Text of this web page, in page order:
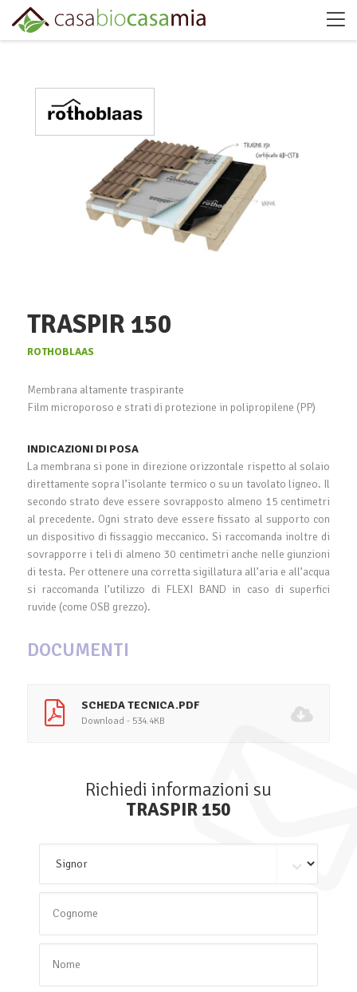
TRASPIR 150
ROTHOBLAAS
Membrana altamente traspirante
Film microporoso e strati di protezione in polipropilene (PP)
INDICAZIONI DI POSA
La membrana si pone in direzione orizzontale rispetto al solaio
direttamente sopra l’isolante termico o su un tavolato ligneo. Il
secondo strato deve essere sovrapposto almeno 15 centimetri
al precedente. Ogni strato deve essere fissato al supporto con
un dispositivo di fissaggio meccanico. Si raccomanda inoltre di
sovrapporre i teli di almeno 30 centimetri anche nelle giunzioni
di testa. Per ottenere una corretta sigillatura all’aria e all’acqua
si raccomanda l’utilizzo di FLEXI BAND in caso di superfici
ruvide (come OSB grezzo).
DOCUMENTI
SCHEDA TECNICA.PDF
Download - 534.4KB
Richiedi informazioni su
TRASPIR 150